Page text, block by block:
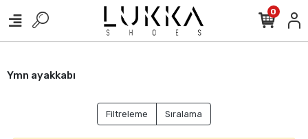
0
Ymn ayakkabı
Filtreleme Sıralama